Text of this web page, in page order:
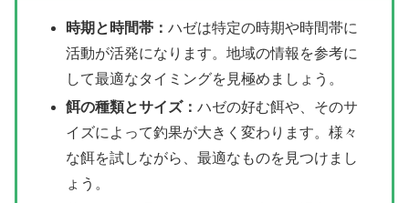
時期と時間帯：ハゼは特定の時期や時間帯に
活動が活発になります。地域の情報を参考に
して最適なタイミングを見極めましょう。
餌の種類とサイズ：ハゼの好む餌や、そのサ
イズによって釣果が大きく変わります。様々
な餌を試しながら、最適なものを見つけまし
ょう。